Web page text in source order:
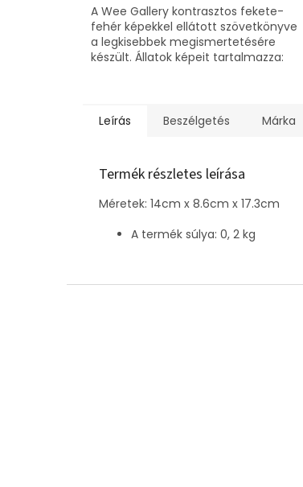
A Wee Gallery kontrasztos fekete-
fehér képekkel ellátott szövetkönyve
a legkisebbek megismertetésére
készült. Állatok képeit tartalmazza:
Leírás Beszélgetés Márka
Termék részletes leírása
Méretek: 14cm x 8.6cm x 17.3cm
A termék súlya: 0, 2 kg